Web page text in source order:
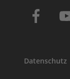
Datenschutz